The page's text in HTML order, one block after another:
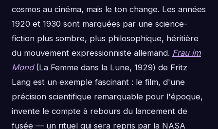
cosmos au cinéma, mais le ton change. Les années
1920 et 1930 sont marquées par une science-
fiction plus sombre, plus philosophique, héritière
du mouvement expressionniste allemand. Frau im
Mond(La Femme dans la Lune, 1929) de Fritz
Lang est un exemple fascinant : le film, d'une
précision scientifique remarquable pour l'époque,
invente le compte à rebours du lancement de
fusée — un rituel qui sera repris par la NASA